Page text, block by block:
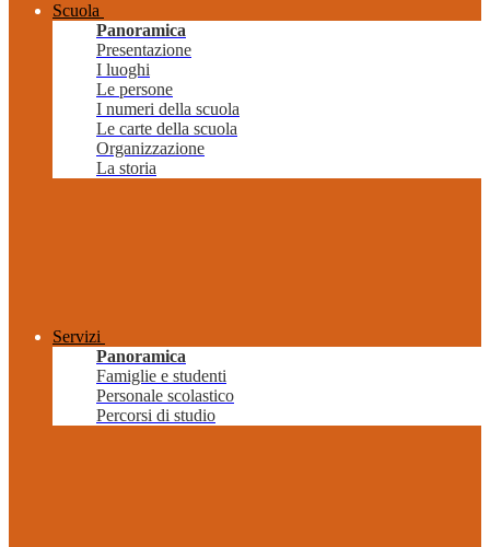
Scuola
Panoramica
Presentazione
I luoghi
Le persone
I numeri della scuola
Le carte della scuola
Organizzazione
La storia
Servizi
Panoramica
Famiglie e studenti
Personale scolastico
Percorsi di studio